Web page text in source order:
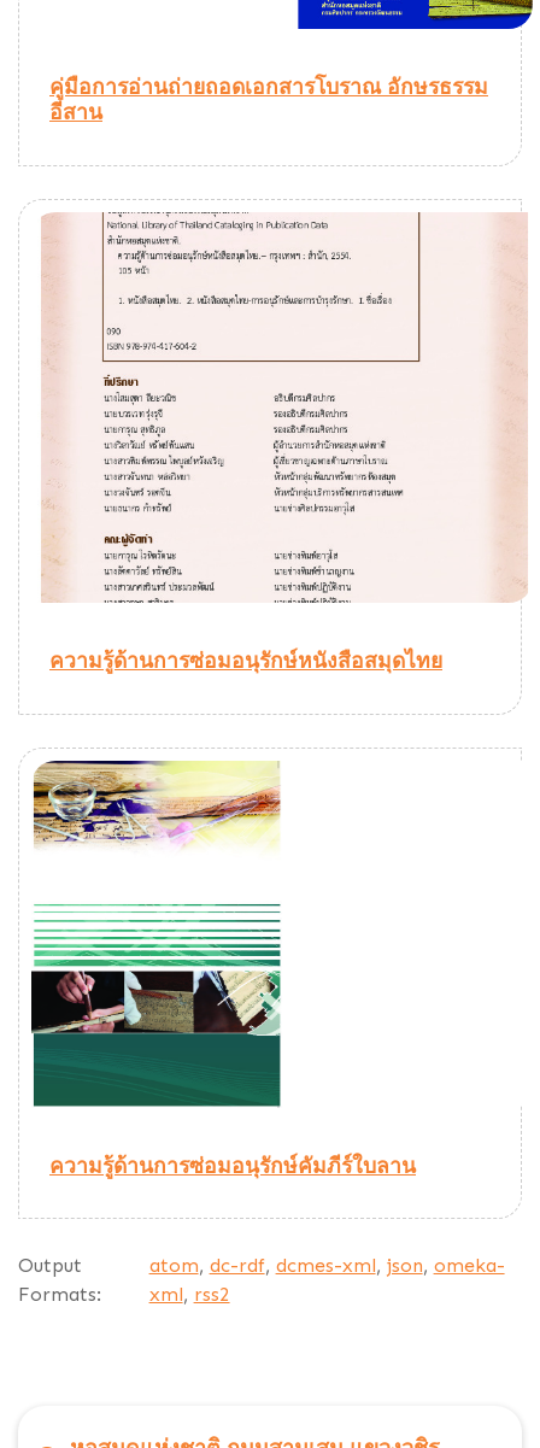
คู่มือการอ่านถ่ายถอดเอกสารโบราณ อักษรธรรม
อีสาน
ความรู้ด้านการซ่อมอนุรักษ์หนังสือสมุดไทย
ความรู้ด้านการซ่อมอนุรักษ์คัมภีร์ใบลาน
Output
Formats:
atom, dc-rdf, dcmes-xml, json, omeka-
xml, rss2